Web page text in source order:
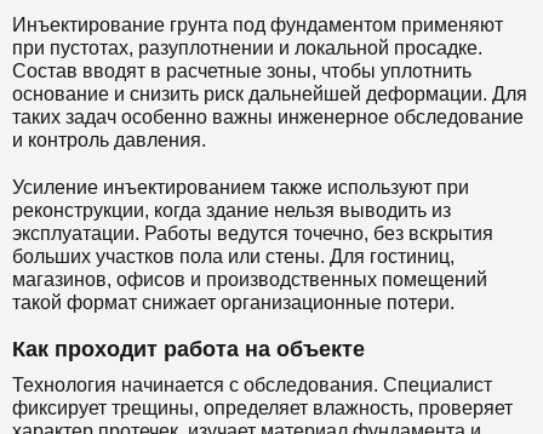
Инъектирование грунта под фундаментом применяют
при пустотах, разуплотнении и локальной просадке.
Состав вводят в расчетные зоны, чтобы уплотнить
основание и снизить риск дальнейшей деформации. Для
таких задач особенно важны инженерное обследование
и контроль давления.
Усиление инъектированием также используют при
реконструкции, когда здание нельзя выводить из
эксплуатации. Работы ведутся точечно, без вскрытия
больших участков пола или стены. Для гостиниц,
магазинов, офисов и производственных помещений
такой формат снижает организационные потери.
Как проходит работа на объекте
Технология начинается с обследования. Специалист
фиксирует трещины, определяет влажность, проверяет